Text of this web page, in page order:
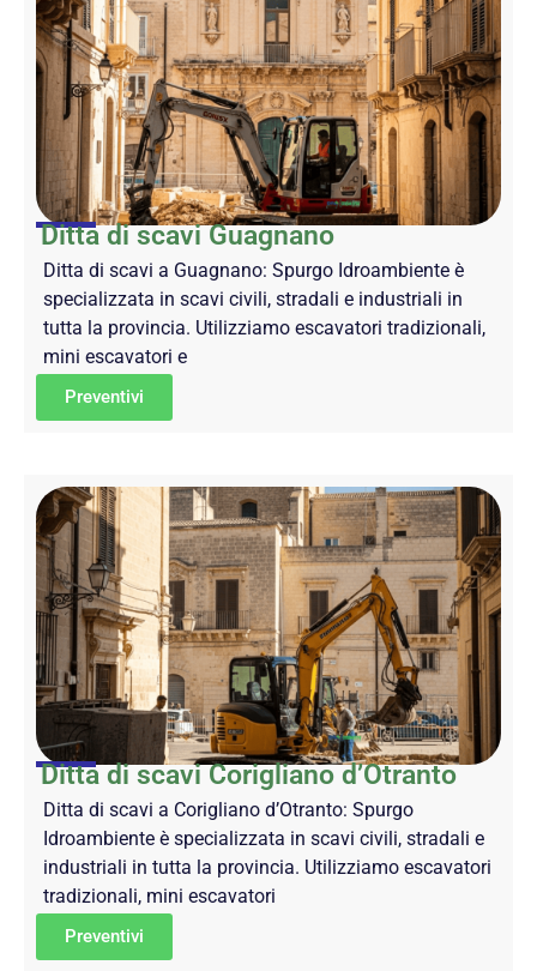
Ditta di scavi Guagnano
Ditta di scavi a Guagnano: Spurgo Idroambiente è
specializzata in scavi civili, stradali e industriali in
tutta la provincia. Utilizziamo escavatori tradizionali,
mini escavatori e
Preventivi
Ditta di scavi Corigliano d’Otranto
Ditta di scavi a Corigliano d’Otranto: Spurgo
Idroambiente è specializzata in scavi civili, stradali e
industriali in tutta la provincia. Utilizziamo escavatori
tradizionali, mini escavatori
Preventivi